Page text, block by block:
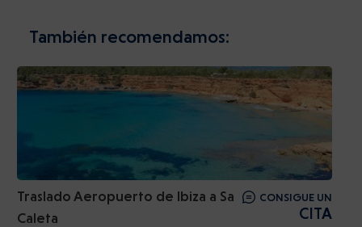
También recomendamos:
Traslado Aeropuerto de Ibiza a Sa
Caleta
CONSIGUE UN
CITA